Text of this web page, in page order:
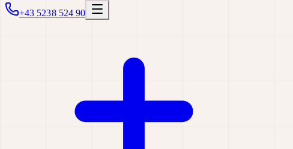
+43 5238 524 90